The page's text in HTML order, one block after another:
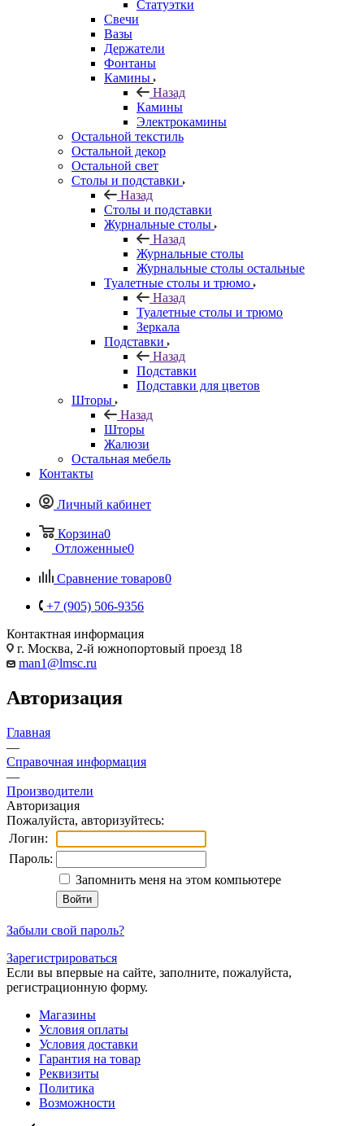
Статуэтки
Свечи
Вазы
Держатели
Фонтаны
Камины
Назад
Камины
Электрокамины
Остальной текстиль
Остальной декор
Остальной свет
Столы и подставки
Назад
Столы и подставки
Журнальные столы
Назад
Журнальные столы
Журнальные столы остальные
Туалетные столы и трюмо
Назад
Туалетные столы и трюмо
Зеркала
Подставки
Назад
Подставки
Подставки для цветов
Шторы
Назад
Шторы
Жалюзи
Остальная мебель
Контакты
Личный кабинет
Корзина0
Отложенные0
Сравнение товаров0
+7 (905) 506-9356
Контактная информация
г. Москва, 2-й южнопортовый проезд 18
man1@lmsc.ru
Авторизация
Главная
—
Справочная информация
—
Производители
Авторизация
Пожалуйста, авторизуйтесь:
Логин:
Пароль:
Запомнить меня на этом компьютере
Забыли свой пароль?
Зарегистрироваться
Если вы впервые на сайте, заполните, пожалуйста,
регистрационную форму.
Магазины
Условия оплаты
Условия доставки
Гарантия на товар
Реквизиты
Политика
Возможности